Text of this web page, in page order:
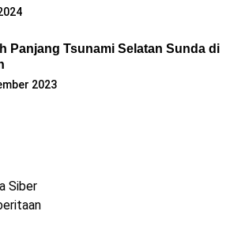
Panjang Tsunami Selatan Sunda di
2023
Siber